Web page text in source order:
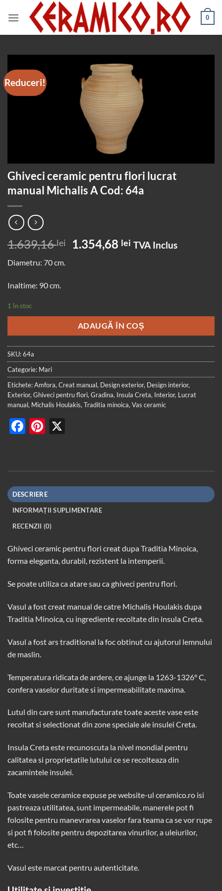
0
Reduceri!
Ghiveci ceramic pentru flori lucrat
manual Michalis A Cod: 64a
1.639,16lei
Prețul
inițial
1.354,68 lei Prețul
TVA Inclus
Diametru: 70 cm.
Inaltime: 90 cm.
1 în stoc
ADAUGĂ ÎN COȘ
SKU:64a
Categorie: Mari
Etichete:Amfora, Creat manual, Design exterior, Design interior,
Exterior, Ghiveci pentru flori, Gradina, Insula Creta, Interior, Lucrat
manual, Michalis Houlakis, Traditia minoica, Vas ceramic
Facebook
Pinterest
DESCRIERE
INFORMAȚII SUPLIMENTARE
RECENZII (0)
Ghiveci ceramic pentru flori creat dupaTraditia Minoica,
forma eleganta, durabil, rezistent la intemperii.
Se poate utiliza ca atare sau ca ghiveci pentru flori.
Vasul a fost creat manual de catre Michalis Houlakis dupa
Traditia Minoica, cu ingrediente recoltate din insula Creta.
Vasul a fost ars traditional la foc obtinut cu ajutorul lemnului
de maslin.
Temperatura ridicata de ardere, ce ajunge la 1263-1326° C,
confera vaselor duritate si impermeabilitate maxima.
Lutul din care sunt manufacturate toate aceste vase este
recoltat si selectionat din zone speciale ale insulei Creta.
Insula Creta este recunoscuta la nivel mondial pentru
calitatea si proprietatile lutului ce se recolteaza din
zacamintele insulei.
Toate vasele ceramice expuse pe website-ul ceramico.ro isi
pastreaza utilitatea, sunt impermeabile, manerele pot fi
folosite pentru manevrarea vaselor fara teama ca se vor rupe
si pot fi folosite pentru depozitarea vinurilor, a uleiurilor,
etc…
Vasul este marcat pentru autenticitate.